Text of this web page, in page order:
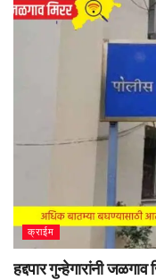
क्राईम
हद्दपार गुन्हेगारांनी